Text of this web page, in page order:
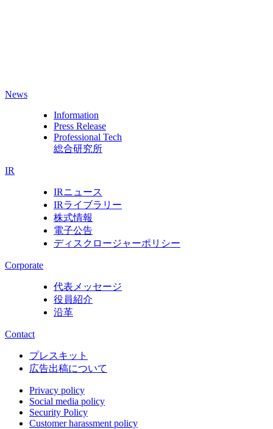
News
Information
Press Release
Professional Tech
総合研究所
IR
IRニュース
IRライブラリー
株式情報
電子公告
ディスクロージャーポリシー
Corporate
代表メッセージ
役員紹介
沿革
Contact
プレスキット
広告出稿について
Privacy policy
Social media policy
Security Policy
Customer harassment policy